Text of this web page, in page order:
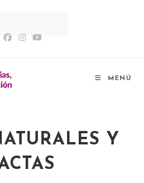
MENÚ
Y